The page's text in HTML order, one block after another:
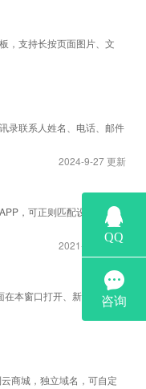
，支持长按页面图片、文
录联系人姓名、电话、邮件
2024-9-27 更新
，可正则匹配设置允许跳
2021-11-9 更新
在本窗口打开、新窗口打开
商城，独立域名，可自定